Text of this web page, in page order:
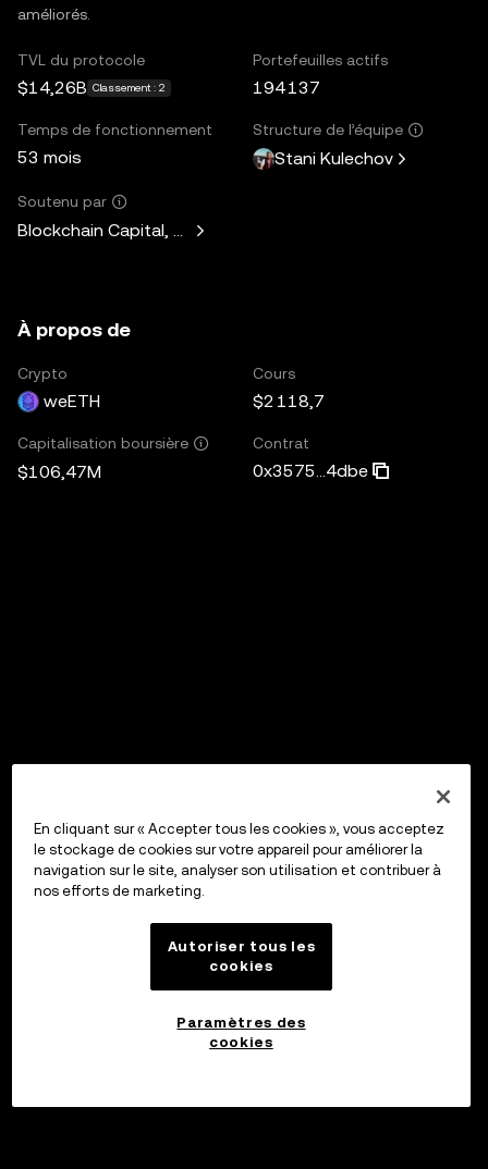
améliorés.
TVL du protocole
$14,26B Classement : 2
Portefeuilles actifs
194 137
Temps de fonctionnement
53 mois
Structure de l’équipe
Stani Kulechov
Soutenu par
Blockchain Capital, Standard Crypto, Blockchain.com
À propos de
Crypto
weETH
Cours
$2 118,7
Capitalisation boursière
$106,47M
Contrat
0x3575...4dbe
En cliquant sur « Accepter tous les cookies », vous acceptez
le stockage de cookies sur votre appareil pour améliorer la
navigation sur le site, analyser son utilisation et contribuer à
nos efforts de marketing.
Autoriser tous les
cookies
Paramètres des
cookies